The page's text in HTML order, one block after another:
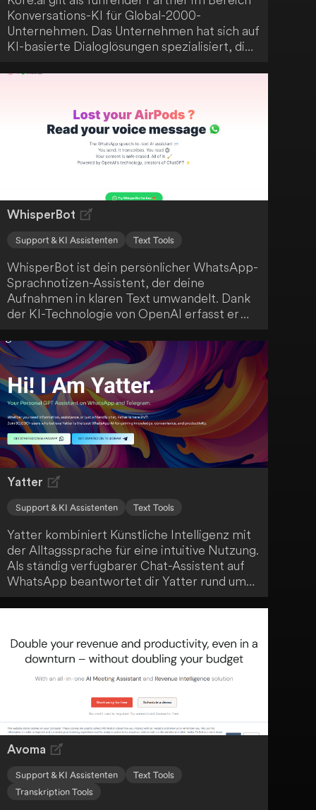
Konversations-KI für Global-2000-
Unternehmen. Das Unternehmen hat sich auf
KI-basierte Dialoglösungen spezialisiert, die
konzipiert wurden. Ihr Ziel ist es, deine
menschlicher zu gestalten.
WhisperBot
Support & KI Assistenten Text Tools
WhisperBot ist dein persönlicher WhatsApp-
Sprachnotizen-Assistent, der deine
Aufnahmen in klaren Text umwandelt. Dank
der KI-Technologie von OpenAI erfasst er
Deine Daten werden sicher aufbewahrt und
nach 10 Minuten automatisch gelöscht.
Yatter
Support & KI Assistenten Text Tools
Yatter kombiniert Künstliche Intelligenz mit
der Alltagssprache für eine intuitive Nutzung.
Als ständig verfügbarer Chat-Assistent auf
WhatsApp beantwortet dir Yatter rund um
die Uhr Fragen und stellt Wissen bereit. Mit
Yatter AI kannst du spielend erkunden,
Avoma
Support & KI Assistenten
Text Tools
Transkription Tools